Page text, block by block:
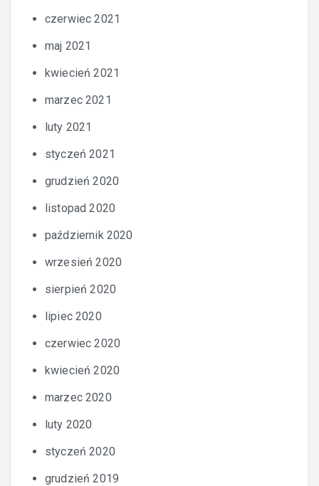
czerwiec 2021
maj 2021
kwiecień 2021
marzec 2021
luty 2021
styczeń 2021
grudzień 2020
listopad 2020
październik 2020
wrzesień 2020
sierpień 2020
lipiec 2020
czerwiec 2020
kwiecień 2020
marzec 2020
luty 2020
styczeń 2020
grudzień 2019